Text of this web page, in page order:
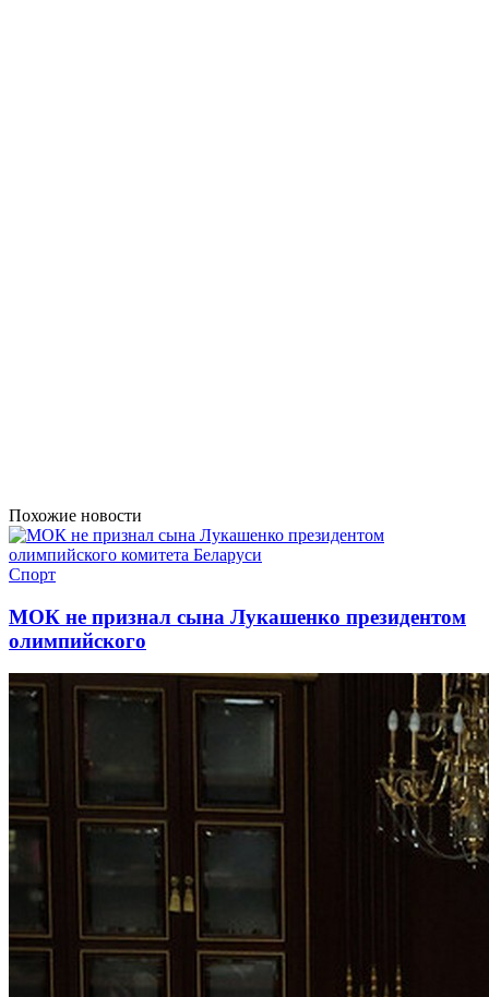
Похожие новости
Спорт
МОК не признал сына Лукашенко президентом
олимпийского